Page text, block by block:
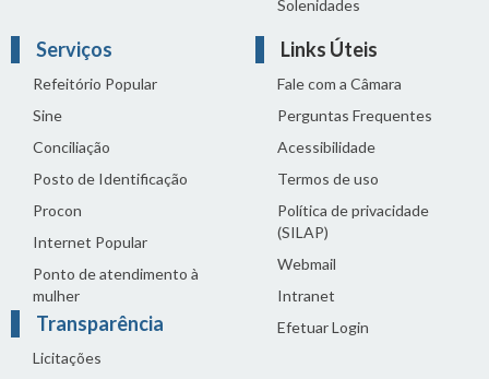
Solenidades
Serviços
Refeitório Popular
Sine
Conciliação
Posto de Identificação
Procon
Internet Popular
Ponto de atendimento à
mulher
Transparência
Licitações
Links Úteis
Fale com a Câmara
Perguntas Frequentes
Acessibilidade
Termos de uso
Política de privacidade
(SILAP)
Webmail
Intranet
Efetuar Login